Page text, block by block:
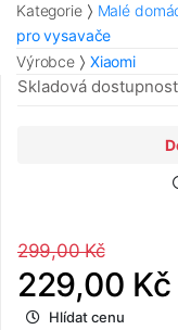
Kategorie Malé
pro vysavače
Výrobce
Xiaomi
Skladová dostupnost
299,00 Kč
229,00 Kč
Hlídat cenu